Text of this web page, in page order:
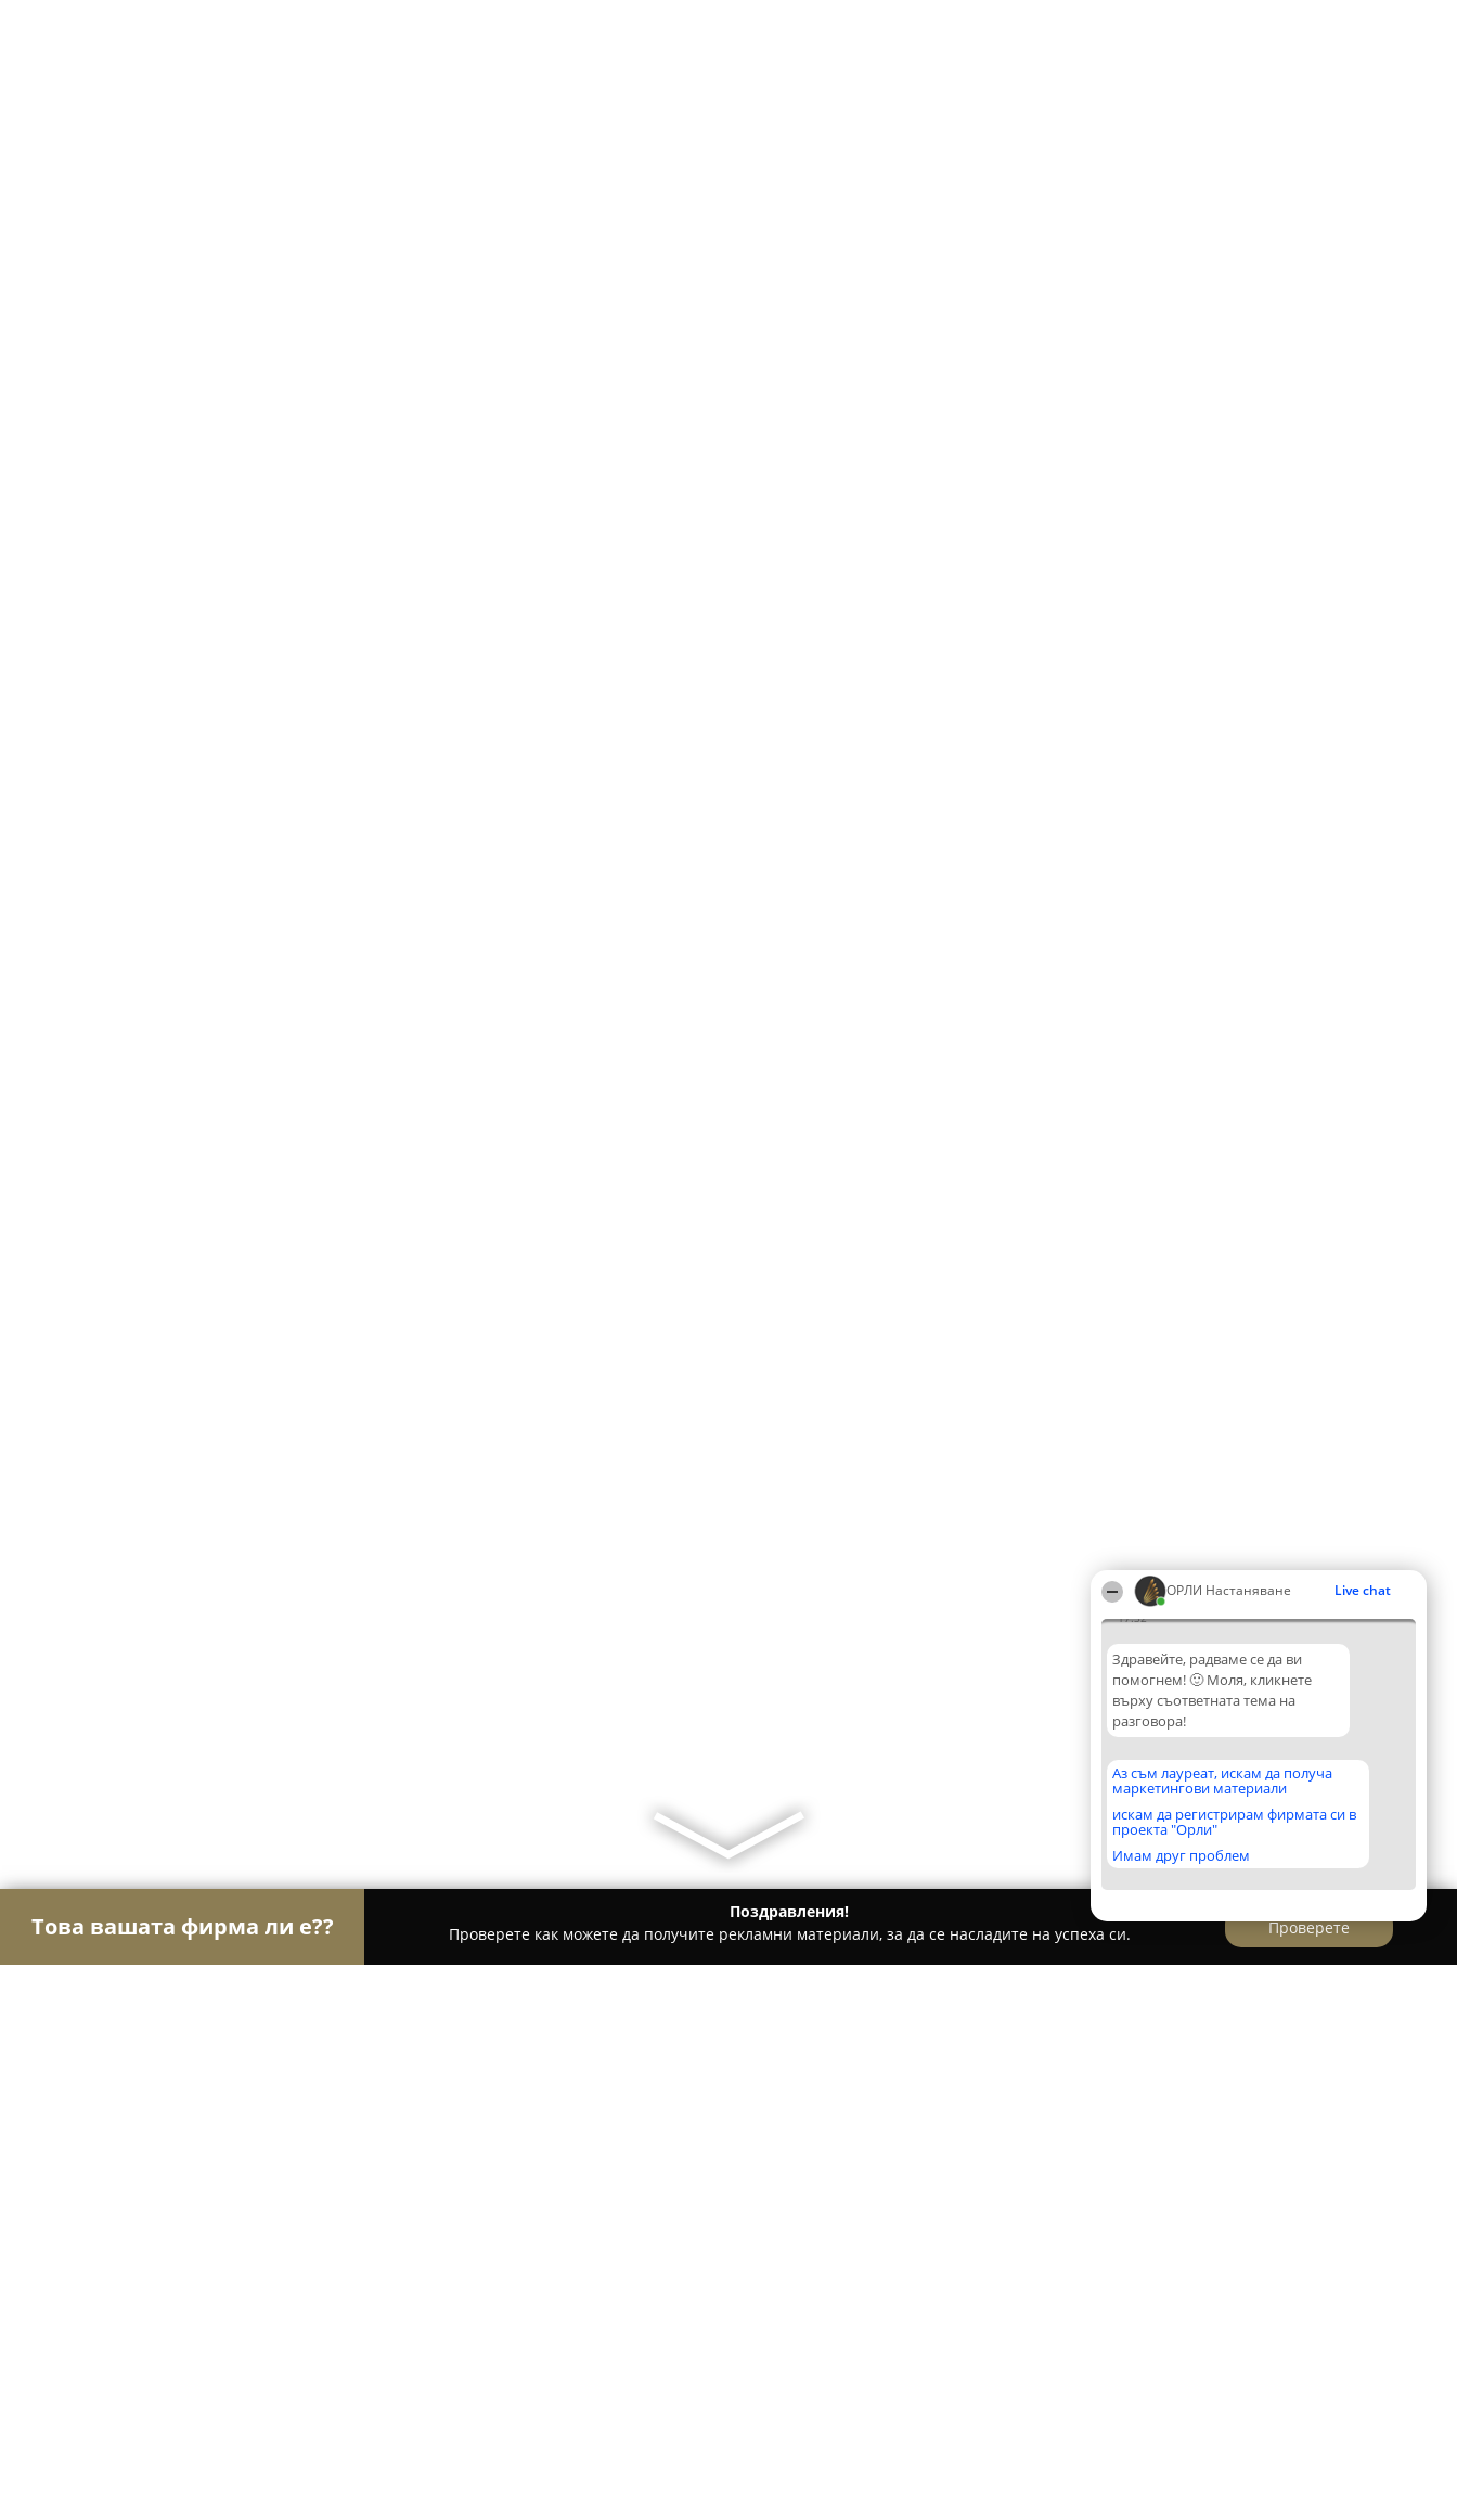
ОРЛИ Настаняване Live chat
17:32
Здравейте, радваме се да ви
помогнем! 🙂 Моля, кликнете
върху съответната тема на
разговора!
Аз съм лауреат, искам да получа
маркетингови материали
искам да регистрирам фирмата си в
проекта "Орли"
Имам друг проблем
Това вашата фирма ли е??
Поздравления!
Проверете как можете да получите рекламни материали, за да се насладите на успеха си.
Проверете